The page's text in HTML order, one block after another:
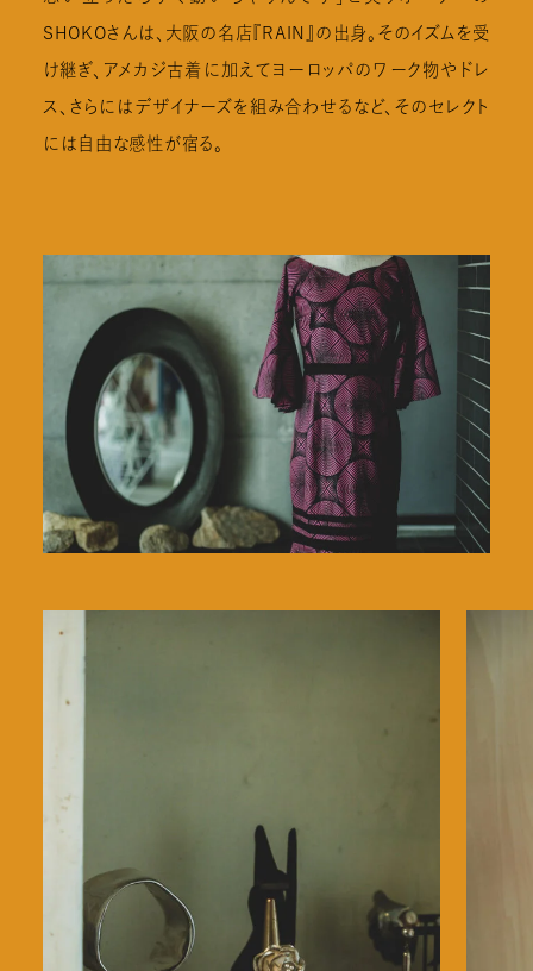
SHOKOさんは、大阪の名店『RAIN』の出身。そのイズムを受
け継ぎ、アメカジ古着に加えてヨーロッパのワーク物やドレ
ス、さらにはデザイナーズを組み合わせるなど、そのセレクト
には自由な感性が宿る。